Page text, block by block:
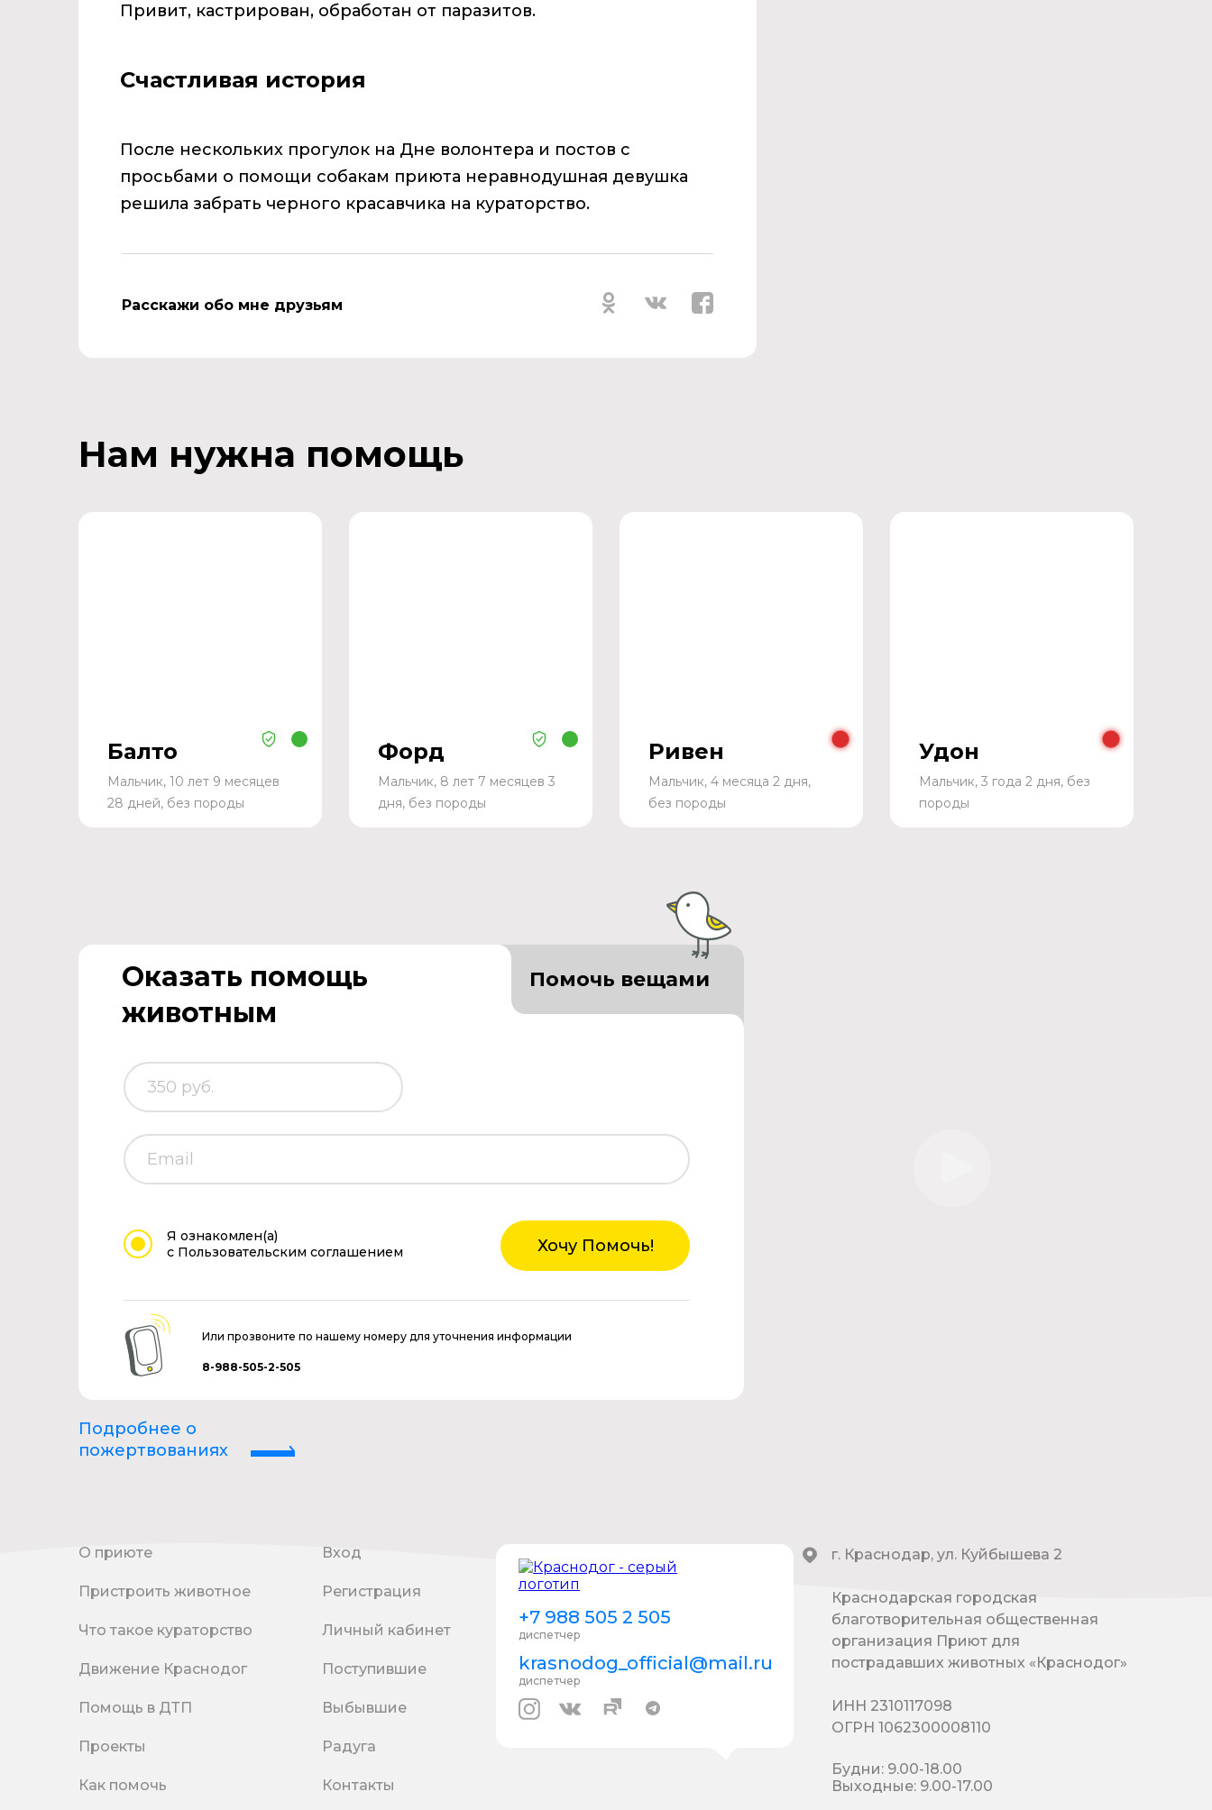
Привит, кастрирован, обработан от паразитов.
Счастливая история
После нескольких прогулок на Дне волонтера и постов с
просьбами о помощи собакам приюта неравнодушная девушка
решила забрать черного красавчика на кураторство.
Расскажи обо мне друзьям
Нам нужна помощь
Балто
Мальчик, 10 лет 9 месяцев
28 дней, без породы
Форд
Мальчик, 8 лет 7 месяцев 3
дня, без породы
Ривен
Мальчик, 4 месяца 2 дня,
без породы
Удон
Мальчик, 3 года 2 дня, без
породы
Оказать помощь
животным
Помочь вещами
Я ознакомлен(а)
с Пользовательским соглашением
Хочу Помочь!
Или прозвоните по нашему номеру для уточнения информации
8-988-505-2-505
Подробнее о
пожертвованиях
О приюте
Пристроить животное
Что такое кураторство
Движение Краснодог
Помощь в ДТП
Проекты
Как помочь
Вход
Регистрация
Личный кабинет
Поступившие
Выбывшие
Радуга
Контакты
+7 988 505 2 505
диспетчер
krasnodog_official@mail.ru
диспетчер
г. Краснодар, ул. Куйбышева 2
Краснодарская городская
благотворительная общественная
организация Приют для
пострадавших животных «Краснодог»
ИНН 2310117098
ОГРН 1062300008110
Будни: 9.00-18.00
Выходные: 9.00-17.00